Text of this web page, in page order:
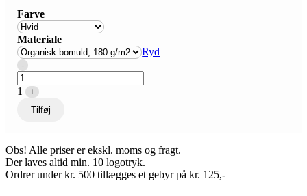
Farve
Materiale
Ryd
Quantity
-
1
+
Tilføj
Obs! Alle priser er ekskl. moms og fragt.
Der laves altid min. 10 logotryk.
Ordrer under kr. 500 tillægges et gebyr på kr. 125,-